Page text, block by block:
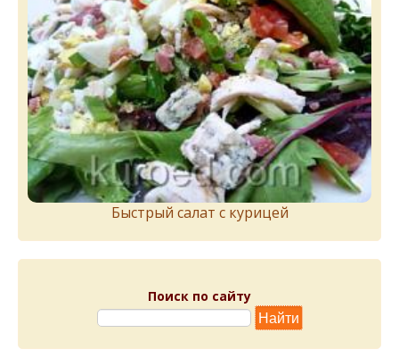
Быстрый салат с курицей
Поиск по сайту